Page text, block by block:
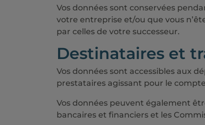
Vos données sont conservées
votre entreprise et/ou que vous
par celles de votre successeur.
Destinataires et
Vos données sont accessibles aux
prestataires agissant pour le
Vos données peuvent également
bancaires et financiers et les